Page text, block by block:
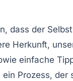
dass der
Herkunft,
einfache
ein Prozess, der